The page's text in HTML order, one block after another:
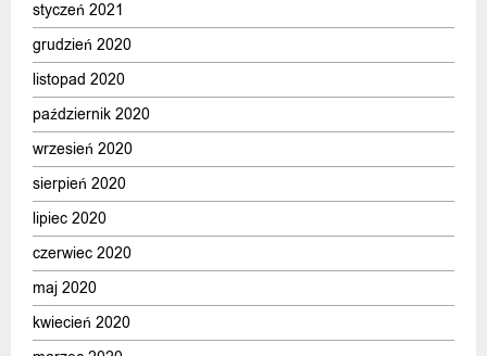
styczeń 2021
grudzień 2020
listopad 2020
październik 2020
wrzesień 2020
sierpień 2020
lipiec 2020
czerwiec 2020
maj 2020
kwiecień 2020